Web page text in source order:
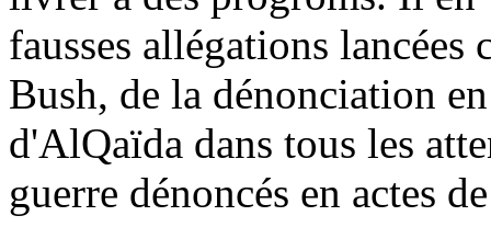
fausses allégations lancées
Bush, de la dénonciation
d'AlQaïda dans tous les
guerre dénoncés en actes